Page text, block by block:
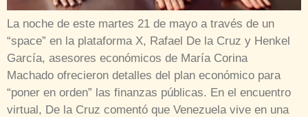
La noche de este martes 21 de mayo a través de un
“space” en la plataforma X, Rafael De la Cruz y Henkel
García, asesores económicos de María Corina
Machado ofrecieron detalles del plan económico para
“poner en orden” las finanzas públicas. En el encuentro
virtual, De la Cruz comentó que Venezuela vive en una